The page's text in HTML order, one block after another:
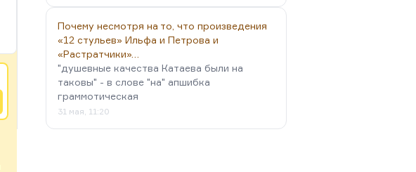
Почему несмотря на то, что произведения
«12 стульев» Ильфа и Петрова и
«Растратчики»…
"душевные качества Катаева были на
таковы" - в слове "на" апшибка
граммотическая
31 мая, 11:20